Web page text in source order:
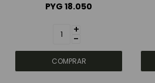
PYG 18.050
+
-